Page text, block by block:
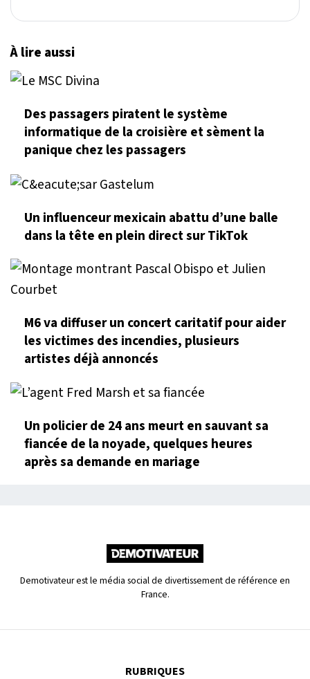
À lire aussi
Des passagers piratent le système
informatique de la croisière et sèment la
panique chez les passagers
Un influenceur mexicain abattu d’une balle
dans la tête en plein direct sur TikTok
M6 va diffuser un concert caritatif pour aider
les victimes des incendies, plusieurs
artistes déjà annoncés
Un policier de 24 ans meurt en sauvant sa
fiancée de la noyade, quelques heures
après sa demande en mariage
Demotivateur est le média social de divertissement de référence en
France.
RUBRIQUES